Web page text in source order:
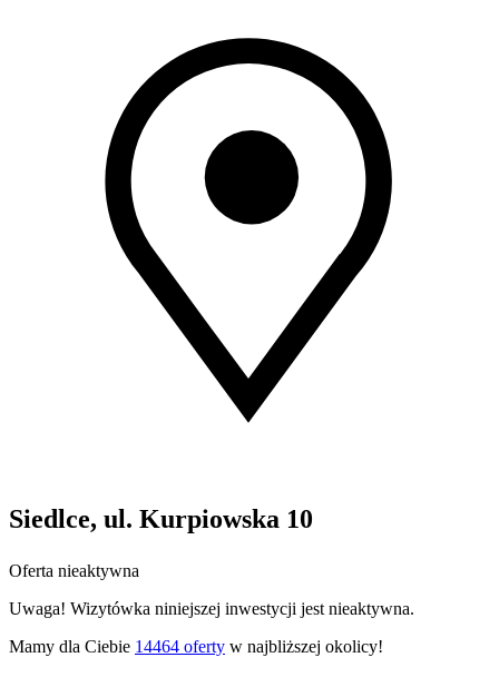
Siedlce, ul. Kurpiowska 10
Oferta nieaktywna
Uwaga! Wizytówka niniejszej inwestycji jest nieaktywna.
Mamy dla Ciebie 14464 oferty w najbliższej okolicy!